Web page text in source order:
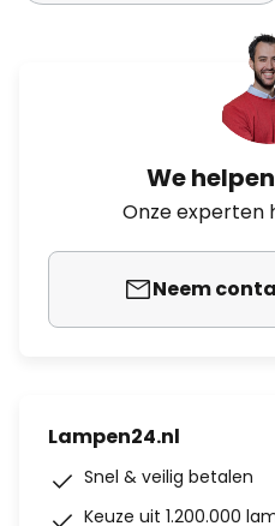
We
Onze experten
Neem
Lampen24.nl
Snel & veilig betalen
Keuze uit 1.200.000